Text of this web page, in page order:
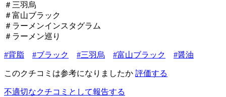
＃三羽烏
＃富山ブラック
＃ラーメンインスタグラム
＃ラーメン巡り
#背脂 #ブラック #三羽烏 #富山ブラック #醤油
このクチコミは参考になりましたか 評価する
不適切なクチコミとして報告する